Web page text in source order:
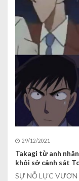
29/12/2021
Takagi từ anh
khôi sở cảnh sát
SỰ NỖ LỰC